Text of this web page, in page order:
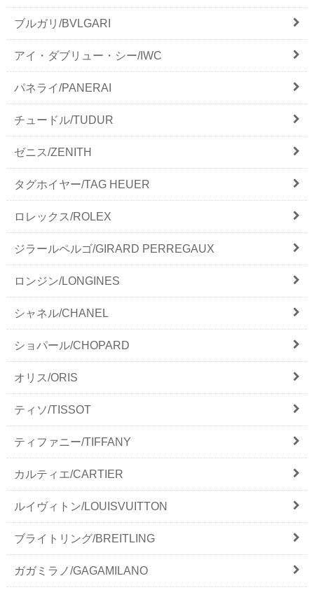
ブルガリ/BVLGARI
アイ・ダブリュー・シー/IWC
パネライ/PANERAI
チュードル/TUDUR
ゼニス/ZENITH
タグホイヤー/TAG HEUER
ロレックス/ROLEX
ジラールペルゴ/GIRARD PERREGAUX
ロンジン/LONGINES
シャネル/CHANEL
ショパール/CHOPARD
オリス/ORIS
ティソ/TISSOT
ティファニー/TIFFANY
カルティエ/CARTIER
ルイヴィトン/LOUISVUITTON
ブライトリング/BREITLING
ガガミラノ/GAGAMILANO